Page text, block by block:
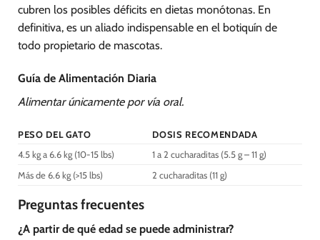
cubren los posibles déficits en dietas monótonas. En
definitiva, es un aliado indispensable en el botiquín de
todo propietario de mascotas.
Guía de Alimentación Diaria
Alimentar únicamente por vía oral.
PESO DEL GATO
DOSIS RECOMENDADA
4.5 kg a 6.6 kg (10-15 lbs)
1 a 2 cucharaditas (5.5 g – 11 g)
Más de 6.6 kg (>15 lbs)
2 cucharaditas (11 g)
Preguntas frecuentes
¿A partir de qué edad se puede administrar?